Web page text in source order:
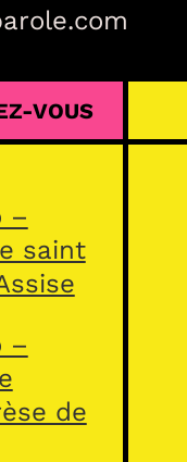
VOUS
–
saint
–
de